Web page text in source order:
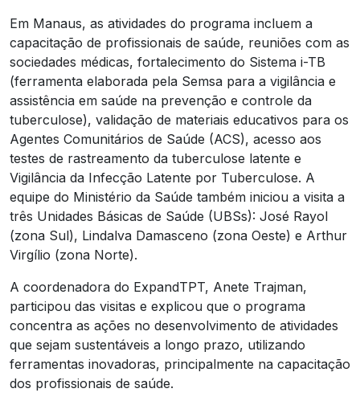
Em Manaus, as atividades do programa incluem a
capacitação de profissionais de saúde, reuniões com as
sociedades médicas, fortalecimento do Sistema i-TB
(ferramenta elaborada pela Semsa para a vigilância e
assistência em saúde na prevenção e controle da
tuberculose), validação de materiais educativos para os
Agentes Comunitários de Saúde (ACS), acesso aos
testes de rastreamento da tuberculose latente e
Vigilância da Infecção Latente por Tuberculose. A
equipe do Ministério da Saúde também iniciou a visita a
três Unidades Básicas de Saúde (UBSs): José Rayol
(zona Sul), Lindalva Damasceno (zona Oeste) e Arthur
Virgílio (zona Norte).
A coordenadora do ExpandTPT, Anete Trajman,
participou das visitas e explicou que o programa
concentra as ações no desenvolvimento de atividades
que sejam sustentáveis a longo prazo, utilizando
ferramentas inovadoras, principalmente na capacitação
dos profissionais de saúde.